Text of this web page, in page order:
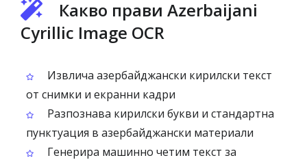
Какво прави Azerbaijani
Cyrillic Image OCR
Извлича азербайджански кирилски текст
от снимки и екранни кадри
Разпознава кирилски букви и стандартна
пунктуация в азербайджански материали
Генерира машинно четим текст за